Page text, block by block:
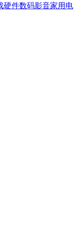
硬件数码影音家用电